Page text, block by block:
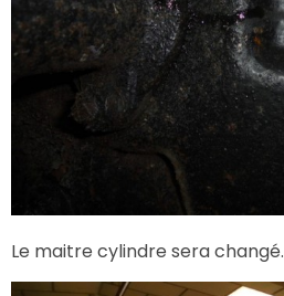
Le maitre cylindre sera changé.